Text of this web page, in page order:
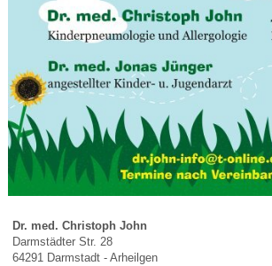
Dr. med. Christoph John
Darmstädter Str. 28
64291 Darmstadt - Arheilgen